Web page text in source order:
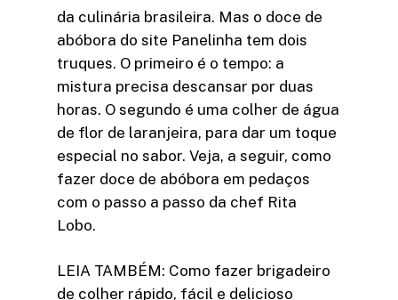
da culinária brasileira. Mas o doce de
abóbora do site Panelinha tem dois
truques. O primeiro é o tempo: a
mistura precisa descansar por duas
horas. O segundo é uma colher de água
de flor de laranjeira, para dar um toque
especial no sabor. Veja, a seguir, como
fazer doce de abóbora em pedaços
com o passo a passo da chef Rita
Lobo.
LEIA TAMBÉM: Como fazer brigadeiro
de colher rápido, fácil e delicioso